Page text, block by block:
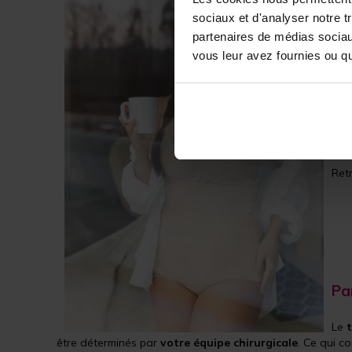
sociaux et d'analyser notre
partenaires de médias
vous leur avez fournies ou
•
•
Le
être déterminés par votre équipe chirurgicale. Ce qui